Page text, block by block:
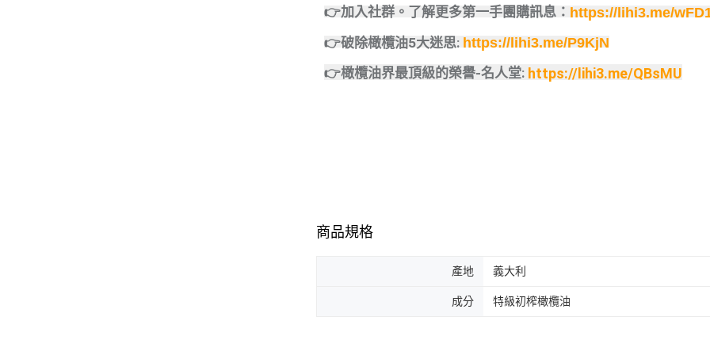
👉加入社群。了解更多第一手團購訊息： https://lihi3.me/
👉破除橄欖油5大迷思: https://lihi3.me/P9KjN
👉橄欖油界最頂級的榮譽-名人堂: https://lihi3.me/QBsMU
商品規格
產地 義大利
成分 特級初榨橄欖油